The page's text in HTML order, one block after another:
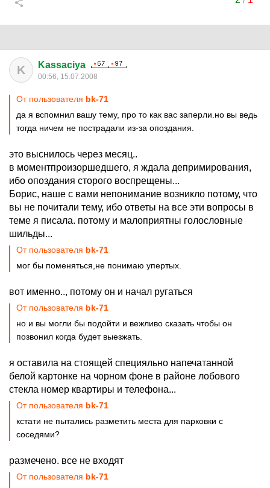
K Kassaciya
00:56, 15.07.2008
От пользователя bk-71
да я вспомнил вашу тему, про то как вас заперли.но вы ведь
тогда ничем не пострадали из-за опоздания.
это выснилось через месяц..
в моментпроизоршедшего, я ждала депримирования,
ибо опоздания сторого воспрещены...
Борис, наше с вами непонимание возникло потому, что
вы не почитали тему, ибо ответы на все эти вопросы в
теме я писала. потому и малоприятны голословные
шильды...
От пользователя bk-71
мог бы поменяться,не понимаю упертых.
вот именно.., потому он и начал ругаться
От пользователя bk-71
но и вы могли бы подойти и вежливо сказать чтобы он
позвонил когда будет выезжать.
я оставила на стоящей специяльно напечатанной
белой картонке на чорном фоне в районе лобового
стекла номер квартиры и телефона...
От пользователя bk-71
кстати не пытались разметить места для парковки с
соседями?
размечено. все не входят
От пользователя bk-71